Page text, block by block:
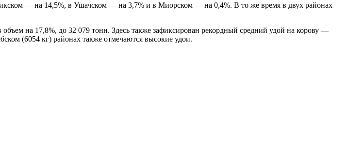
— на 14,5%, в Ушачском — на 3,7% и в Миорском — на 0,4%. В то же время в двух районах
на 17,8%, до 32 079 тонн. Здесь также зафиксирован рекордный средний удой на корову —
(6054 кг) районах также отмечаются высокие удои.